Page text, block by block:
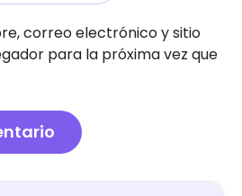
correo electrónico y sitio
para la próxima vez que